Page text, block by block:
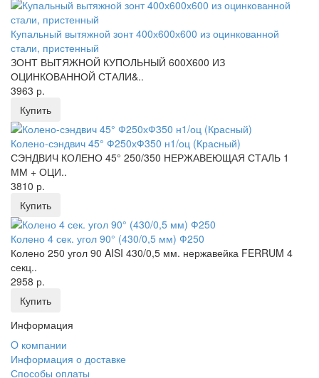
Купальный вытяжной зонт 400х600х600 из оцинкованной
стали, пристенный
ЗОНТ ВЫТЯЖНОЙ КУПОЛЬНЫЙ 600Х600 ИЗ
ОЦИНКОВАННОЙ СТАЛИ&..
3963 р.
Купить
Колено-сэндвич 45° Ф250хФ350 н1/оц (Красный)
СЭНДВИЧ КОЛЕНО 45° 250/350 НЕРЖАВЕЮЩАЯ СТАЛЬ 1
ММ + ОЦИ..
3810 р.
Купить
Колено 4 сек. угол 90° (430/0,5 мм) Ф250
Колено 250 угол 90 AISI 430/0,5 мм. нержавейка FERRUM 4
секц..
2958 р.
Купить
Информация
O компании
Информация о доставке
Способы оплаты